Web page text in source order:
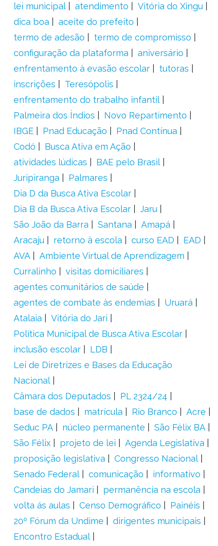
lei municipal atendimento
Vitória do Xingu
dica boa
aceite do prefeito
termo de adesão
termo de compromisso
configuração da plataforma
aniversário
enfrentamento à evasão escolar
tutoras
inscrições
Teresópolis
enfrentamento do trabalho infantil
Palmeira dos Índios
Novo Repartimento
IBGE
Pnad Educação
Pnad Contínua
Codó
Busca Ativa em Ação
atividades lúdicas
BAE pelo Brasil
Juripiranga
Palmares
Dia D da Busca Ativa Escolar
Dia B da Busca Ativa Escolar
Jaru
São João da Barra
Santana
Amapá
Aracaju
retorno à escola curso EAD
EAD
AVA
Ambiente Virtual de Aprendizagem
Curralinho
visitas domiciliares
agentes comunitários de saúde
agentes de combate às endemias
Uruará
Atalaia
Vitória do Jari
Política Municipal de Busca Ativa Escolar
inclusão escolar
LDB
Lei de Diretrizes e Bases da Educação
Nacional
Câmara dos Deputados
PL 2324/24
base de dados
matrícula Rio Branco
Acre
Seduc PA
núcleo permanente
São Félix BA
São Félix
projeto de lei
Agenda Legislativa
proposição legislativa
Congresso Nacional
Senado Federal
comunicação
informativo
Candeias do Jamari
permanência na escola
volta ás aulas
Censo Demográfico
Painéis
20º Fórum da Undime
dirigentes municipais
Encontro Estadual